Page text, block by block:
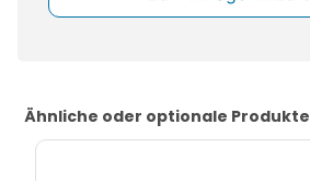
Ähnliche oder optionale Produkte